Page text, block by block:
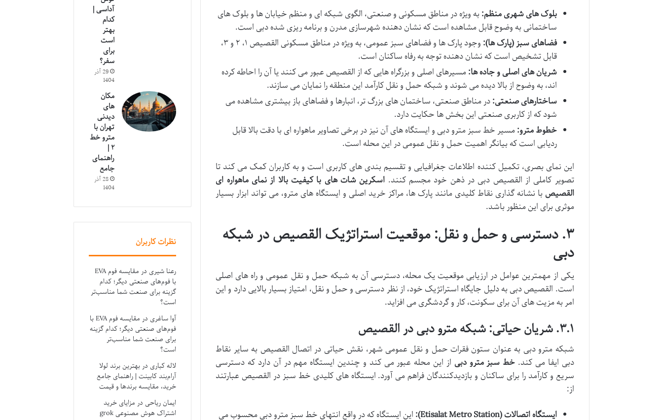
بلوک های شهری منظم: به ویژه در مناطق مسکونی و صنعتی، الگوی شبکه ای و منظم خیابان ها و بلوک های
ساختمانی به وضوح قابل مشاهده است که نشان دهنده شهرسازی مدرن و برنامه ریزی شده دبی است.
فضاهای سبز (پارک ها):
وجود پارک ها و فضاهای سبز عمومی، به ویژه در مناطق مسکونی القصیص ۱، ۲ و ۳،
قابل تشخیص است که نشان دهنده توجه به رفاه ساکنان است.
شریان های اصلی و جاده ها:مسیرهای اصلی و بزرگراه هایی که از القصیص عبور می کنند یا آن را احاطه کرده
اند، به وضوح از بالا دیده می شوند و شبکه حمل و نقل کارآمد این منطقه را نمایان می سازند.
ساختارهای صنعتی:در مناطق صنعتی، ساختمان های بزرگ تر، انبارها و فضاهای باز بیشتری مشاهده می
شود که از کاربری صنعتی این بخش ها حکایت دارد.
خطوط مترو:مسیر خط سبز مترو دبی و ایستگاه های آن نیز در برخی تصاویر ماهواره ای با دقت بالا قابل
ردیابی است که بیانگر اهمیت حمل و نقل عمومی در این محله است.
این نمای بصری، تکمیل کننده اطلاعات جغرافیایی و تقسیم بندی های کاربری است و به کاربران کمک می کند تا
تصویر کاملی از القصیص دبی در ذهن خود مجسم کنند. اسکرین شات های با کیفیت بالا از نمای ماهواره ای
القصیص با نشانه گذاری نقاط کلیدی مانند پارک ها، مراکز خرید اصلی و ایستگاه های مترو، می تواند ابزار بسیار
موثری برای این منظور باشد.
۳. دسترسی و حمل و نقل: موقعیت استراتژیک القصیص در شبکه
دبی
یکی از مهمترین عوامل در ارزیابی موقعیت یک محله، دسترسی آن به شبکه حمل و نقل عمومی و راه های اصلی
است. القصیص دبی به دلیل جایگاه استراتژیک خود، از نظر دسترسی و حمل و نقل، امتیاز بسیار بالایی دارد و این
امر به مزیت های آن برای سکونت، کار و گردشگری می افزاید.
۳.۱. شریان حیاتی: شبکه مترو دبی در القصیص
شبکه مترو دبی به عنوان ستون فقرات حمل و نقل عمومی شهر، نقش حیاتی در اتصال القصیص به سایر نقاط
دبی ایفا می کند. خط سبز مترو دبی از این محله عبور می کند و چندین ایستگاه مهم در آن دارد که دسترسی
سریع و کارآمد را برای ساکنان و بازدیدکنندگان فراهم می آورد. ایستگاه های کلیدی خط سبز در القصیص عبارتند
از:
ایستگاه اتصالات (Etisalat Metro Station):
این ایستگاه که در واقع انتهای خط سبز مترو دبی محسوب می
آداسی |
کدام
بهتر
است
برای
سفر؟
29 آذر
1404
مکان
های
دیدنی
تهران با
مترو خط
۲ |
راهنمای
جامع
28 آذر
1404
نظرات کاربران
رعنا شیریدر
مقایسه فوم EVA
با فوم‌های صنعتی دیگر؛ کدام
گزینه برای صنعت شما مناسب‌تر
است؟
آوا ساغریدر
مقایسه فوم EVA با
فوم‌های صنعتی دیگر؛ کدام گزینه
برای صنعت شما مناسب‌تر
است؟
لاله کباریدربهترین برند لولا
آرام‌بند کابینت | راهنمای جامع
خرید، مقایسه برندها و قیمت
ایمان ریاحیدر مزایای خرید
اشتراک هوش مصنوعی grok